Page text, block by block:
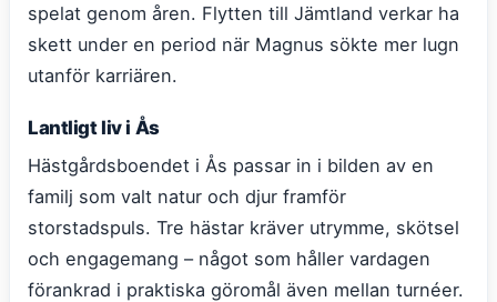
spelat genom åren. Flytten till Jämtland verkar ha
skett under en period när Magnus sökte mer lugn
utanför karriären.
Lantligt liv i Ås
Hästgårdsboendet i Ås passar in i bilden av en
familj som valt natur och djur framför
storstadspuls. Tre hästar kräver utrymme, skötsel
och engagemang – något som håller vardagen
förankrad i praktiska göromål även mellan turnéer.